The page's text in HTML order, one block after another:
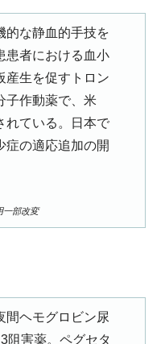
的な静血的手技を
患者における血小
産生を促すトロン
子作動薬で、米
れている。日本で
症の適応追加の開
一部改変
間ヘモグロビン尿
阻害薬。ペグセタ